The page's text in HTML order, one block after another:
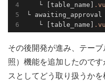
   └ [table_name]
└ awaiting_approval
   └ [table_name]
その後開発が進み、テー
照）機能を追加したので
スとしてどう取り扱うか